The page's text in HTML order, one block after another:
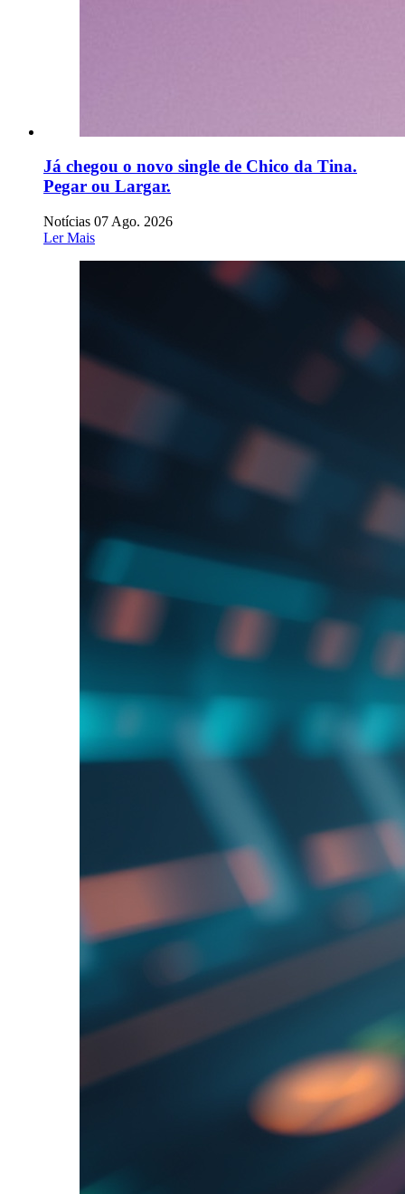
Já chegou o novo single de Chico da Tina.
Pegar ou Largar.
Notícias 07 Ago. 2026
Ler Mais